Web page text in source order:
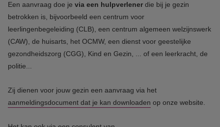
Een aanvraag doe je via een hulpverlener die bij je gezin
betrokken is, bijvoorbeeld een centrum voor
leerlingenbegeleiding (CLB), een centrum algemeen welzijnswerk
(CAW), de huisarts, het OCMW, een dienst voor geestelijke
gezondheidszorg (CGG), Kind en Gezin, ... of een leerkracht, de
politie...
Zij dienen voor jouw gezin een aanvraag via het
aanmeldingsdocument dat je kan downloaden op onze website.